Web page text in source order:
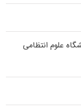
ﻋﻠﻮم انتظامی